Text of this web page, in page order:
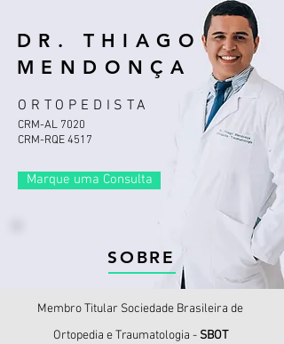
DR. THIAGO
MENDONÇA
ORTOPEDISTA
CRM-AL 7020
CRM-RQE 4517
Marque uma Consulta
SOBRE
Membro Titular Sociedade Brasileira de
Ortopedia e Traumatologia - SBOT